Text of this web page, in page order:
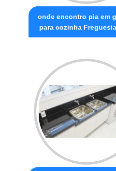
onde encontro pia em
para cozinha